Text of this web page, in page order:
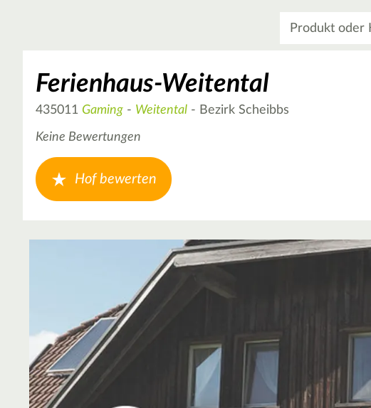
Ferienhaus-Weitental
435011 Gaming - Weitental - Bezirk Scheibbs
Keine Bewertungen
Hof bewerten